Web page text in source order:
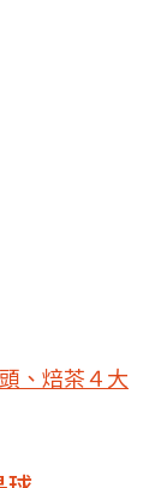
、焙茶４大